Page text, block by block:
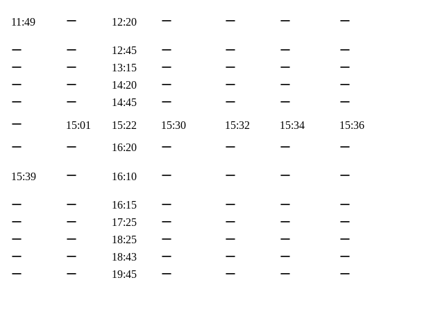
11:49 ー 12:20 ー ー ー ー
ー ー 12:45 ー ー ー
ー
ー ー 13:15 ー ー ー
ー
ー ー 14:20 ー ー ー
ー
ー ー 14:45 ー ー ー
ー
ー 15:01 15:22 15:30 15:32 15:34
15:36
ー ー 16:20 ー ー ー
ー
15:39 ー 16:10 ー ー ー ー
ー ー 16:15 ー ー ー
ー
ー ー 17:25 ー ー ー
ー
ー ー 18:25 ー ー ー
ー
ー ー 18:43 ー ー ー
ー
ー ー 19:45 ー ー ー ー